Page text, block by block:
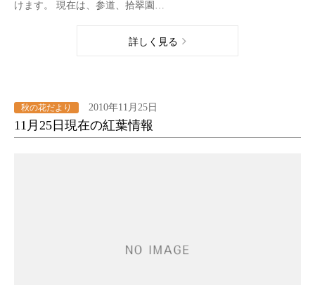
けます。 現在は、参道、拾翠園…
詳しく見る
秋の花だより 2010年11月25日
11月25日現在の紅葉情報